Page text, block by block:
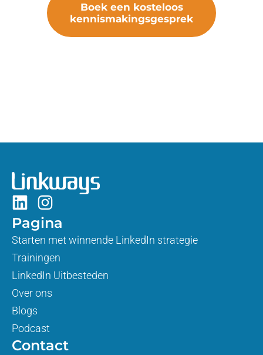
Boek een kosteloos
kennismakingsgesprek
Pagina
Starten met winnende LinkedIn strategie
Trainingen
LinkedIn Uitbesteden
Over ons
Blogs
Podcast
Contact